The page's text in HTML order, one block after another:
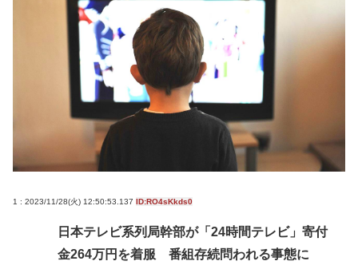
シカ「全部喰った」 祭り中止 | シカたない
国連事務総長「お金がありません。このままでは国
連が完全崩壊します。助けて下さい」
「非常に残念」高市総理と面会決定も…発言不可、
握手のみ 8月9日長崎の被爆体験者「何のために」 |
主催の長崎市に呼ばれたから行ってるんだろうに
杉田水脈ってまともなこと言ってるから叩かれるん
【NASA開発】3,980円の冷感ポンチョ、-15℃の謳い
文句にネット騒然
【動画】 35歳美人ママ👩、TV探偵ナイスクに出演も
1 : 2023/11/28(火) 12:50:53.137 ID:RO4sKkds0
日本テレビ系列局幹部が「24時間テレビ」寄付
金264万円を着服 番組存続問われる事態に